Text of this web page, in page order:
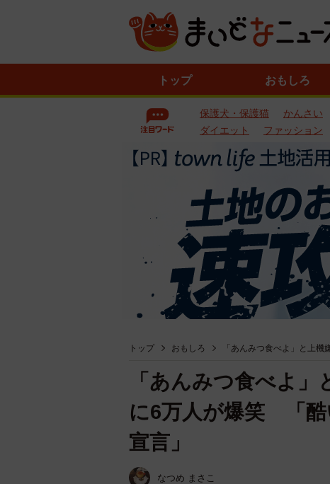
トップ おもしろ
保護犬・保護猫 かんさい
ダイエット
ファッション
トップ おもしろ 「あんみつ食べよ」と上
「あんみつ食べよ
に6万人が爆笑 「酷
宣言」
なつめ まさこ